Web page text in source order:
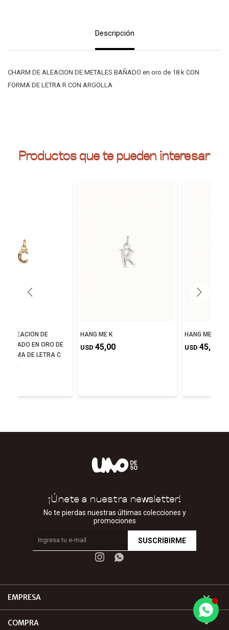
Descripción
CHARM DE ALEACION DE METALES BAÑADO en oro de 18 k CON
FORMA DE LETRA R CON ARGOLLA
Productos que te pueden interesar
ALEACION DE
BAÑADO EN ORO DE
FORMA DE LETRA C
HANG ME K
USD 45,00
HANG ME J
USD 45,00
EMPRESA
COMPRA
¡Únete a nuestra newsletter!
No te pierdas nuestras últimas colecciones y
promociones
SUSCRIBIRME
 